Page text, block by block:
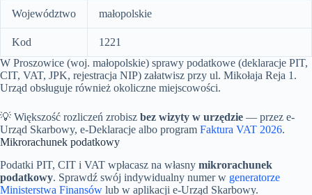
Województwo małopolskie
Kod
1221
W Proszowice (woj. małopolskie) sprawy podatkowe (deklaracje PIT,
CIT, VAT, JPK, rejestracja NIP) załatwisz przy ul. Mikołaja Reja 1.
Urząd obsługuje również okoliczne miejscowości.
💡 Większość rozliczeń zrobisz bez wizyty w urzędzie — przez e-
Urząd Skarbowy, e-Deklaracje albo program Faktura VAT 2026.
Mikrorachunek podatkowy
Podatki PIT, CIT i VAT wpłacasz na własny mikrorachunek
podatkowy. Sprawdź swój indywidualny numer w generatorze
Ministerstwa Finansów lub w aplikacji e-Urząd Skarbowy.